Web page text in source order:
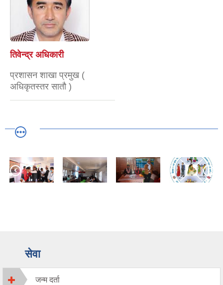
तिवेन्द्र अधिकारी
प्रशासन शाखा प्रमुख (
अधिकृतस्तर सातौ )
गजेन्द्र थलङ
इन्जिनियर ( छैठौ)
सेवा
जन्म दर्ता